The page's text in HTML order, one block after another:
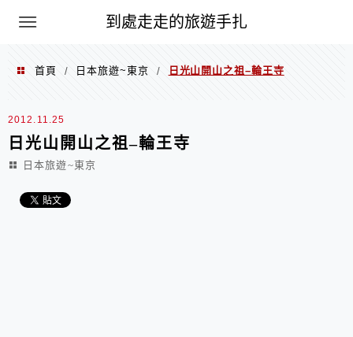
到處走走的旅遊手扎
首頁 / 日本旅遊~東京 / 日光山開山之祖–輪王寺
2012.11.25
日光山開山之祖–輪王寺
日本旅遊~東京